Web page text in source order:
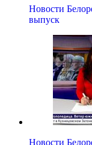
Новости
выпуск
Новости